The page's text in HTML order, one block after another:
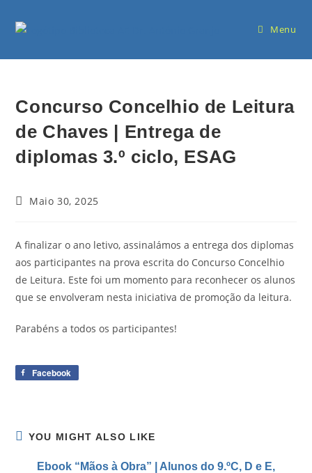
Menu
Concurso Concelhio de Leitura
de Chaves | Entrega de
diplomas 3.º ciclo, ESAG
Maio 30, 2025
A finalizar o ano letivo, assinalámos a entrega dos diplomas
aos participantes na prova escrita do Concurso Concelhio
de Leitura. Este foi um momento para reconhecer os alunos
que se envolveram nesta iniciativa de promoção da leitura.
Parabéns a todos os participantes!
Facebook
YOU MIGHT ALSO LIKE
Ebook “Mãos à Obra” | Alunos do 9.ºC, D e E,